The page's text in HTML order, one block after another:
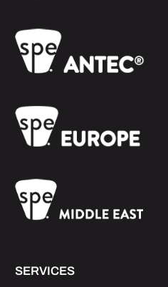
SERVICES